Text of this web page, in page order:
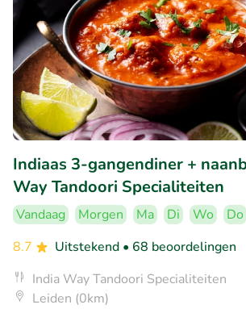
Indiaas 3-gangendiner +
Way Tandoori Specialiteiten
Vandaag Morgen Ma Di Wo Do
8.7
Uitstekend • 68 beoordelingen
India Way Tandoori Specialiteiten
Leiden (0km)